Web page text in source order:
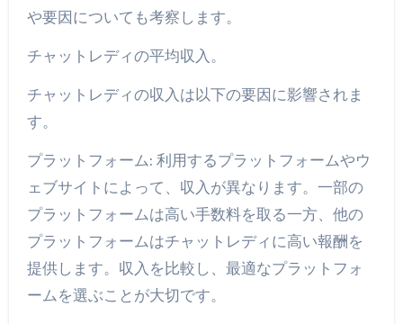
や要因についても考察します。
チャットレディの平均収入。
チャットレディの収入は以下の要因に影響されま
す。
プラットフォーム: 利用するプラットフォームやウ
ェブサイトによって、収入が異なります。一部の
プラットフォームは高い手数料を取る一方、他の
プラットフォームはチャットレディに高い報酬を
提供します。収入を比較し、最適なプラットフォ
ームを選ぶことが大切です。